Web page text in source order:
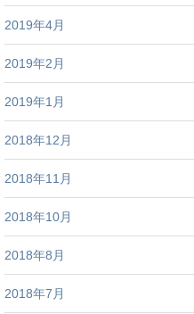
2019年4月
2019年2月
2019年1月
2018年12月
2018年11月
2018年10月
2018年8月
2018年7月